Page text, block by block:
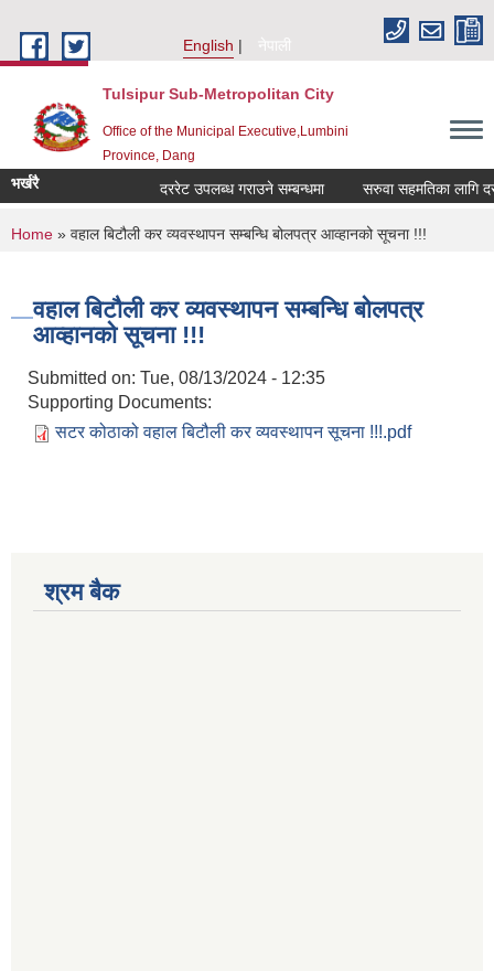
English
नेपाली
Tulsipur Sub-Metropolitan City
Office of the Municipal Executive,Lumbini
Province, Dang
भर्खरै दररेट उपलब्ध गराउने सम्बन्धमा सरुवा सहमतिका लागि
You are here
Home » वहाल बिटौली कर व्यवस्थापन सम्बन्धि बोलपत्र आव्हानको सूचना !!!
वहाल बिटौली कर व्यवस्थापन सम्बन्धि बोलपत्र
आव्हानको सूचना !!!
Submitted on: Tue, 08/13/2024 - 12:35
Supporting Documents:
सटर कोठाको वहाल बिटौली कर व्यवस्थापन सूचना !!!.pdf
श्रम बैक